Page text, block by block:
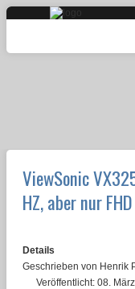
ViewSonic
HZ, aber nur FHD
Details
Geschrieben von Henrik
Veröffentlicht: 08.